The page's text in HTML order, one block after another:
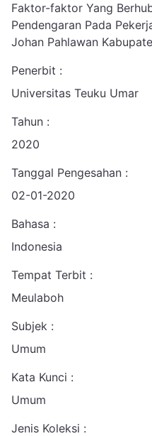
Faktor-faktor Yang
Pendengaran Pada
Johan Pahlawan
Penerbit :
Universitas Teuku Umar
Tahun :
2020
Tanggal Pengesahan :
02-01-2020
Bahasa :
Indonesia
Tempat Terbit :
Meulaboh
Subjek :
Umum
Kata Kunci :
Umum
Jenis Koleksi :